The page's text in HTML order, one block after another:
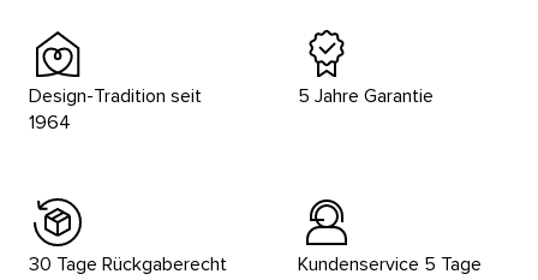
Design-Tradition seit
1964
5 Jahre Garantie
30 Tage Rückgaberecht
Kundenservice 5 Tage